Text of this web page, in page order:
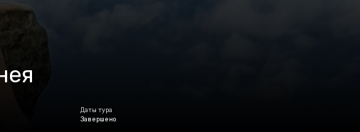
Даты тура
Завершено